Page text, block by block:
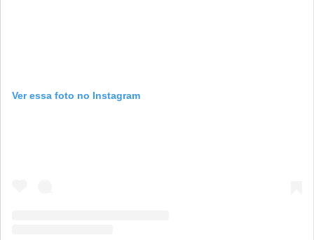
Ver essa foto no Instagram